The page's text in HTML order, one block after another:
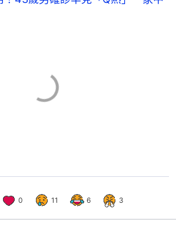
0 11 6 3